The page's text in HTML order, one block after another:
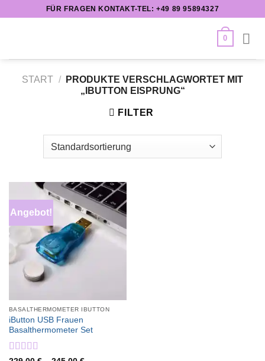
FÜR FRAGEN KONTAKT-TEL: +49 89 95894327
0
START /
PRODUKTE VERSCHLAGWORTET MIT
„IBUTTON EISPRUNG“
FILTER
Angebot!
BASALTHERMOMETER IBUTTON
iButton USB Frauen
Basalthermometer Set